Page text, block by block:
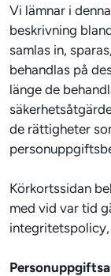
Vi lämnar i
beskrivning
samlas in,
behandlas på
länge de
de rättigheter
Körkortssidan
med vid var tid